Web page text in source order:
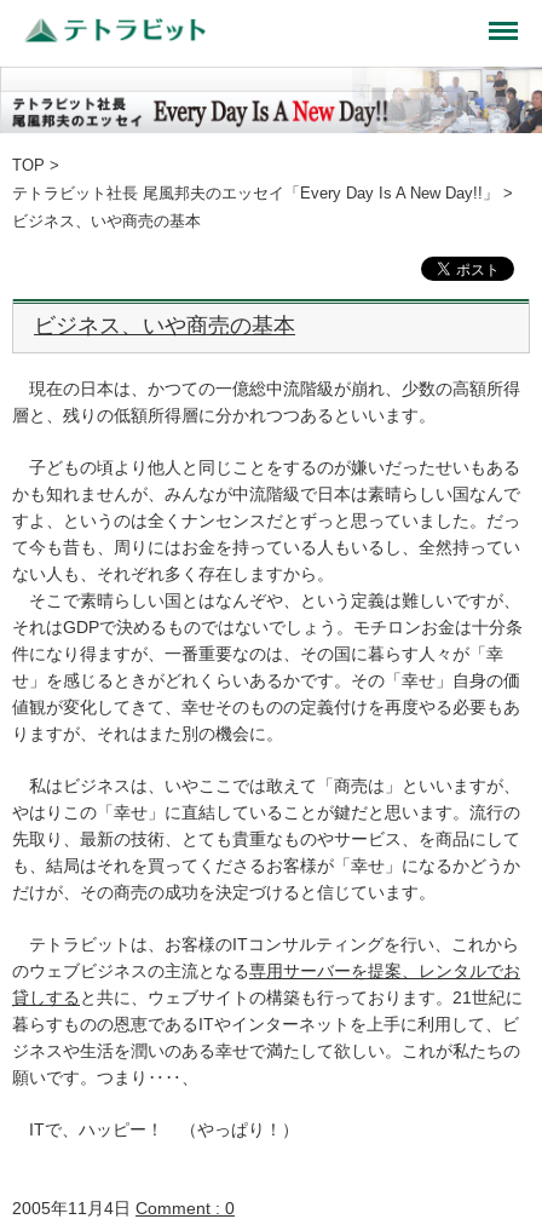
TOP >
テトラビット社長 尾風邦夫のエッセイ「Every Day Is A New Day!!」
>
ビジネス、いや商売の基本
ビジネス、いや商売の基本
現在の日本は、かつての一億総中流階級が崩れ、少数の高額所得
層と、残りの低額所得層に分かれつつあるといいます。
子どもの頃より他人と同じことをするのが嫌いだったせいもある
かも知れませんが、みんなが中流階級で日本は素晴らしい国なんで
すよ、というのは全くナンセンスだとずっと思っていました。だっ
て今も昔も、周りにはお金を持っている人もいるし、全然持ってい
ない人も、それぞれ多く存在しますから。
そこで素晴らしい国とはなんぞや、という定義は難しいですが、
それはGDPで決めるものではないでしょう。モチロンお金は十分条
件になり得ますが、一番重要なのは、その国に暮らす人々が「幸
せ」を感じるときがどれくらいあるかです。その「幸せ」自身の価
値観が変化してきて、幸せそのものの定義付けを再度やる必要もあ
りますが、それはまた別の機会に。
私はビジネスは、いやここでは敢えて「商売は」といいますが、
やはりこの「幸せ」に直結していることが鍵だと思います。流行の
先取り、最新の技術、とても貴重なものやサービス、を商品にして
も、結局はそれを買ってくださるお客様が「幸せ」になるかどうか
だけが、その商売の成功を決定づけると信じています。
テトラビットは、お客様のITコンサルティングを行い、これから
のウェブビジネスの主流となる専用サーバーを提案、レンタルでお
貸しする と共に、ウェブサイトの構築も行っております。21世紀に
暮らすものの恩恵であるITやインターネットを上手に利用して、ビ
ジネスや生活を潤いのある幸せで満たして欲しい。これが私たちの
願いです。つまり‥‥、
ITで、ハッピー！ （やっぱり！）
2005年11月4日 Comment : 0